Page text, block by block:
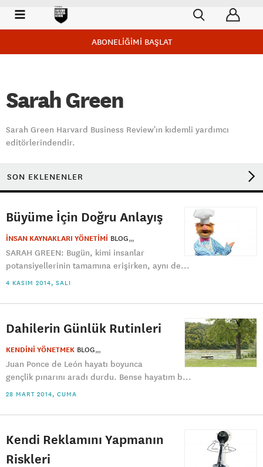
ABONELİĞİMİ BAŞLAT
Sarah Green
Sarah Green Harvard Business Review'ın kıdemli yardımcı
editörlerindendir.
SON EKLENENLER
Büyüme İçin Doğru Anlayış
İNSAN KAYNAKLARI YÖNETİMİ BLOG
SARAH GREEN: Bugün, kimi insanlar
potansiyellerinin tamamına erişirken, aynı de...
4 KASIM 2014, SALI
Dahilerin Günlük Rutinleri
KENDİNİ YÖNETMEK BLOG
Juan Ponce de León hayatı boyunca
gençlik pınarını aradı durdu. Bense hayatım b...
28 MART 2014, CUMA
Kendi Reklamını Yapmanın
Riskleri